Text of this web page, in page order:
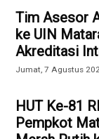
Tim Asesor
ke UIN
Akreditasi
Jumat, 7 Agustus
HUT Ke-81
Pempkot